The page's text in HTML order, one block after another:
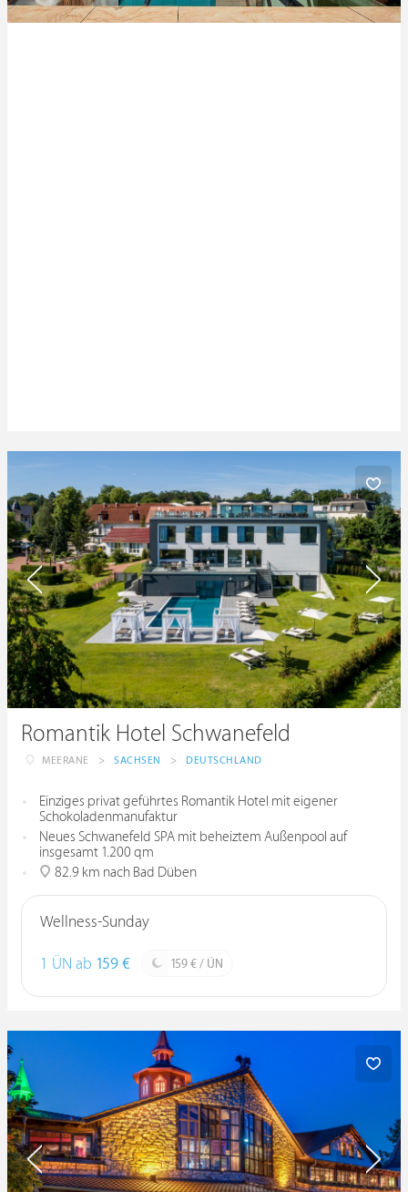
Romantik Hotel Schwanefeld
MEERANE > SACHSEN > DEUTSCHLAND
Einziges privat geführtes Romantik Hotel mit eigener
Schokoladenmanufaktur
Neues Schwanefeld SPA mit beheiztem Außenpool auf
insgesamt 1.200 qm
82.9 km nach Bad Düben
Wellness-Sunday
1 ÜN ab 159 € 159 € / ÜN